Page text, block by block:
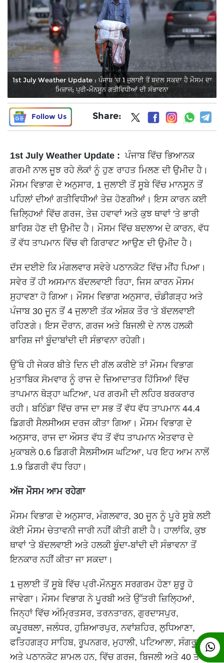
1st July Weather Update : ਪੰਜਾਬ ’ਚ 1 ਜੁਲਾਈ ਤੋਂ ਬਦਲ ਸਕਦਾ ਹੈ ਮੌਸਮ ਦਾ
ਮਿਜ਼ਾਜ; ਪ੍ਰੀ-ਮੌਨਸੂਨ ਗਤੀਵਿਧੀਆਂ ਦੀ ਸੰਭਾਵਨਾ
Follow Us Share:
1st July Weather Update : ਪੰਜਾਬ ਵਿੱਚ ਭਿਆਨਕ
ਗਰਮੀ ਨਾਲ ਜੂਝ ਰਹੇ ਲੋਕਾਂ ਨੂੰ ਹੁਣ ਰਾਹਤ ਮਿਲਣ ਦੀ ਉਮੀਦ ਹੈ।
ਮੌਸਮ ਵਿਭਾਗ ਦੇ ਅਨੁਸਾਰ, 1 ਜੁਲਾਈ ਤੋਂ ਸੂਬੇ ਵਿੱਚ ਮਾਨਸੂਨ ਤੋਂ
ਪਹਿਲਾਂ ਦੀਆਂ ਗਤੀਵਿਧੀਆਂ ਤੇਜ਼ ਹੋਣਗੀਆਂ। ਇਸ ਕਾਰਨ ਕਈ
ਜ਼ਿਲ੍ਹਿਆਂ ਵਿੱਚ ਗਰਜ, ਤੇਜ਼ ਹਵਾਵਾਂ ਅਤੇ ਕੁਝ ਥਾਵਾਂ 'ਤੇ ਭਾਰੀ
ਬਾਰਿਸ਼ ਹੋਣ ਦੀ ਉਮੀਦ ਹੈ। ਮੌਸਮ ਵਿੱਚ ਬਦਲਾਅ ਦੇ ਕਾਰਨ, ਵੱਧ
ਤੋਂ ਵੱਧ ਤਾਪਮਾਨ ਵਿੱਚ ਵੀ ਗਿਰਾਵਟ ਆਉਣ ਦੀ ਉਮੀਦ ਹੈ।
ਦੱਸ ਦਈਏ ਕਿ ਮੰਗਲਵਾਰ ਸਵੇਰੇ ਪਠਾਨਕੋਟ ਵਿੱਚ ਮੀਂਹ ਪਿਆ।
ਸਵੇਰ ਤੋਂ ਹੀ ਅਸਮਾਨ ਬੱਦਲਵਾਈ ਰਿਹਾ, ਜਿਸ ਕਾਰਨ ਮੌਸਮ
ਸੁਹਾਵਣਾ ਹੋ ਗਿਆ। ਮੌਸਮ ਵਿਭਾਗ ਅਨੁਸਾਰ, ਚੰਡੀਗੜ੍ਹ ਅਤੇ
ਪੰਜਾਬ 30 ਜੂਨ ਤੋਂ 4 ਜੁਲਾਈ ਤੱਕ ਅੰਸ਼ਕ ਤੌਰ 'ਤੇ ਬੱਦਲਵਾਈ
ਰਹਿਣਗੇ। ਇਸ ਦੌਰਾਨ, ਗਰਜ ਅਤੇ ਬਿਜਲੀ ਦੇ ਨਾਲ ਹਲਕੀ
ਬਾਰਿਸ਼ ਜਾਂ ਬੂੰਦਾਬਾਂਦੀ ਦੀ ਸੰਭਾਵਨਾ ਰਹੇਗੀ।
ਉੱਥੇ ਹੀ ਜੇਕਰ ਬੀਤੇ ਦਿਨ ਦੀ ਗੱਲ ਕਰੀਏ ਤਾਂ ਮੌਸਮ ਵਿਭਾਗ
ਮੁਤਾਬਿਕ ਸੋਮਵਾਰ ਨੂੰ ਰਾਜ ਦੇ ਜ਼ਿਆਦਾਤਰ ਹਿੱਸਿਆਂ ਵਿੱਚ
ਤਾਪਮਾਨ ਥੋੜ੍ਹਾ ਘਟਿਆ, ਪਰ ਗਰਮੀ ਦੀ ਲਹਿਰ ਬਰਕਰਾਰ
ਰਹੀ। ਬਠਿੰਡਾ ਵਿੱਚ ਰਾਜ ਦਾ ਸਭ ਤੋਂ ਵੱਧ ਵੱਧ ਤਾਪਮਾਨ 44.4
ਡਿਗਰੀ ਸੈਲਸੀਅਸ ਦਰਜ ਕੀਤਾ ਗਿਆ। ਮੌਸਮ ਵਿਭਾਗ ਦੇ
ਅਨੁਸਾਰ, ਰਾਜ ਦਾ ਔਸਤ ਵੱਧ ਤੋਂ ਵੱਧ ਤਾਪਮਾਨ ਐਤਵਾਰ ਦੇ
ਮੁਕਾਬਲੇ 0.6 ਡਿਗਰੀ ਸੈਲਸੀਅਸ ਘਟਿਆ, ਪਰ ਇਹ ਆਮ ਨਾਲੋਂ
1.9 ਡਿਗਰੀ ਵੱਧ ਰਿਹਾ।
ਅੱਜ ਮੌਸਮ ਆਮ ਰਹੇਗਾ
ਮੌਸਮ ਵਿਭਾਗ ਦੇ ਅਨੁਸਾਰ, ਮੰਗਲਵਾਰ, 30 ਜੂਨ ਨੂੰ ਪੂਰੇ ਸੂਬੇ ਲਈ
ਕੋਈ ਮੌਸਮ ਚੇਤਾਵਨੀ ਜਾਰੀ ਨਹੀਂ ਕੀਤੀ ਗਈ ਹੈ। ਹਾਲਾਂਕਿ, ਕੁਝ
ਥਾਵਾਂ 'ਤੇ ਬੱਦਲਵਾਈ ਅਤੇ ਹਲਕੀ ਬੂੰਦਾ-ਬਾਂਦੀ ਦੀ ਸੰਭਾਵਨਾ ਤੋਂ
ਇਨਕਾਰ ਨਹੀਂ ਕੀਤਾ ਜਾ ਸਕਦਾ।
1 ਜੁਲਾਈ ਤੋਂ ਸੂਬੇ ਵਿੱਚ ਪ੍ਰੀ-ਮੌਨਸੂਨ ਸਰਗਰਮ ਹੋਣਾ ਸ਼ੁਰੂ ਹੋ
ਜਾਵੇਗਾ। ਮੌਸਮ ਵਿਭਾਗ ਨੇ ਪੂਰਬੀ ਅਤੇ ਉੱਤਰੀ ਜ਼ਿਲ੍ਹਿਆਂ,
ਜਿਨ੍ਹਾਂ ਵਿੱਚ ਅੰਮ੍ਰਿਤਸਰ, ਤਰਨਤਾਰਨ, ਗੁਰਦਾਸਪੁਰ,
ਕਪੂਰਥਲਾ, ਜਲੰਧਰ, ਹੁਸ਼ਿਆਰਪੁਰ, ਨਵਾਂਸ਼ਹਿਰ, ਲੁਧਿਆਣਾ,
ਫਤਿਹਗੜ੍ਹ ਸਾਹਿਬ, ਰੂਪਨਗਰ, ਮੁਹਾਲੀ, ਪਟਿਆਲਾ, ਸੰਗਰੂਰ
ਅਤੇ ਪਠਾਨਕੋਟ ਸ਼ਾਮਲ ਹਨ, ਵਿੱਚ ਗਰਜ, ਬਿਜਲੀ ਅਤੇ 40 ਤੋਂ 50